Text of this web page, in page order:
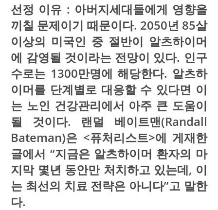
선정 이유 : 아버지세대들에게 영향을
끼칠 문제이기 때문이다. 2050년 85살
이상의 미국인 중 절반이 알츠하이머
에 감영될 것이라는 전망이 있다. 인구
수로는 1300만명에 해당한다. 알츠하
이머를 단계별로 대응할 수 있다면 이
는 노인 건강관리에서 아주 큰 도움이
될 것이다. 랜덜 베이트맨(Randall
Bateman)은 <퓨처리스트>에 게재한
글에서 “지금은 알츠하이머 환자의 마
지막 몇년 동안만 처치하고 있는데, 이
는 최선의 치료 전략은 아니다”고 말한
다.